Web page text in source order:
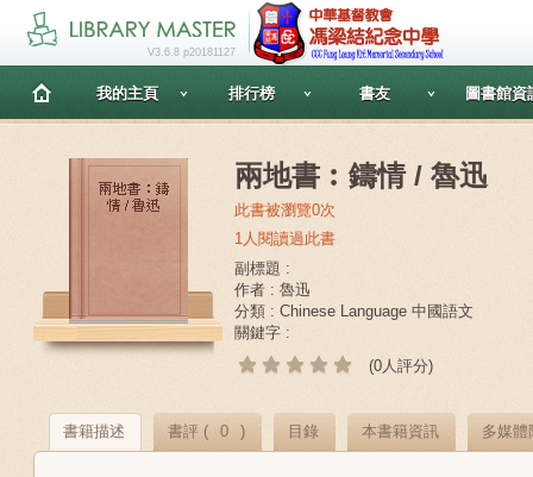
V3.6.8 p20181127
我的主頁 排行榜 書友 圖書館資
兩地書︰鑄情 / 魯迅
此書被瀏覽0次
1人閱讀過此書
副標題 :
作者 : 魯迅
分類 : Chinese Language 中國語文
關鍵字 :
(0人評分)
書籍描述 書評 ( 0 ) 目錄 本書籍資訊 多媒體